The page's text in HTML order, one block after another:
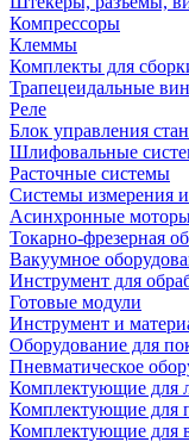
Компрессоры
Клеммы
Комплекты для
Трапецеидальные
Реле
Блок управления
Шлифовальные
Расточные системы
Системы измерения
Асинхронные
Токарно-фрезерная
Вакуумное
Инструмент для
Готовые модули
Инструмент и
Оборудование для
Пневматическое
Комплектующие для
Комплектующие для
Комплектующие для